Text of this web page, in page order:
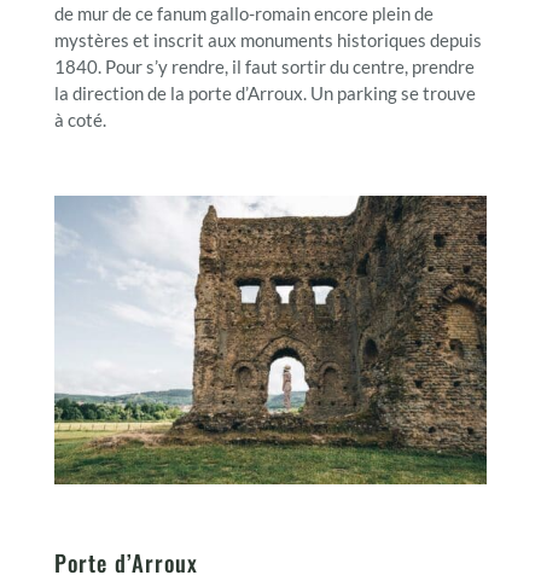
de mur de ce fanum gallo-romain encore plein de
mystères et inscrit aux monuments historiques depuis
1840. Pour s’y rendre, il faut sortir du centre, prendre
la direction de la porte d’Arroux. Un parking se trouve
à coté.
Porte d’Arroux